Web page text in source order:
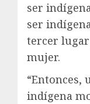
ser
ser
tercer
mujer.
“Entonces,
indígena